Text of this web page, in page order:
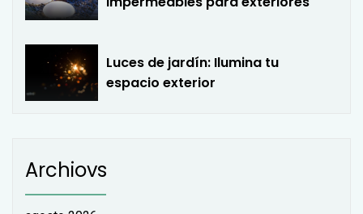
Luces de jardín: Ilumina tu
espacio exterior
Archiovs